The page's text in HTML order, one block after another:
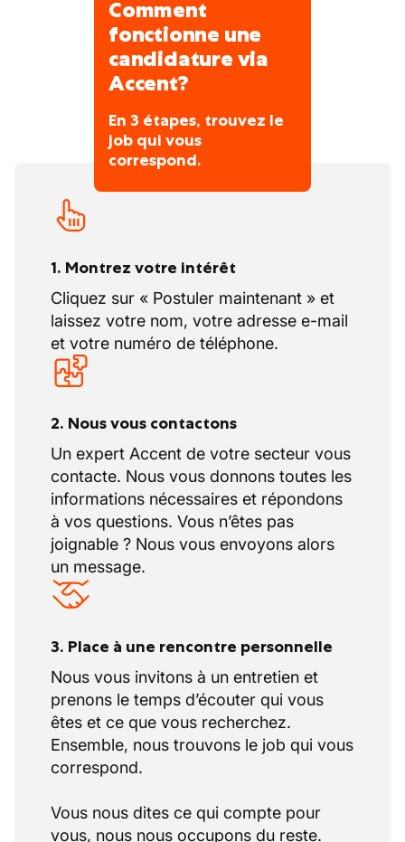
Comment
fonctionne une
candidature via
Accent?
En 3 étapes, trouvez le
job qui vous
correspond.
1. Montrez votre intérêt
Cliquez sur « Postuler maintenant » et
laissez votre nom, votre adresse e-mail
et votre numéro de téléphone.
2. Nous vous contactons
Un expert Accent de votre secteur vous
contacte. Nous vous donnons toutes les
informations nécessaires et répondons
à vos questions. Vous n’êtes pas
joignable ? Nous vous envoyons alors
un message.
3. Place à une rencontre personnelle
Nous vous invitons à un entretien et
prenons le temps d’écouter qui vous
êtes et ce que vous recherchez.
Ensemble, nous trouvons le job qui vous
correspond.
Vous nous dites ce qui compte pour